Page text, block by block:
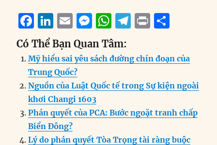
F
a
c
e
b
o
o
k
Li
n
k
e
d
I
n
E
m
ai
l
M
ss
e
n
g
er
W
h
at
s
A
p
T
g
r
m
P
n
t
re
Có Thể Bạn Quan Tâm:
Mỹ hiểu sai yêu sách đường chín đoạn của
Trung Quốc?
Nguồn của Luật Quốc tế trong Sự kiện ngoài
khơi Changi 1603
Phán quyết của PCA: Bước ngoặt tranh chấp
Biển Đông?
Lý do phán quyết Tòa Trọng tài ràng buộc